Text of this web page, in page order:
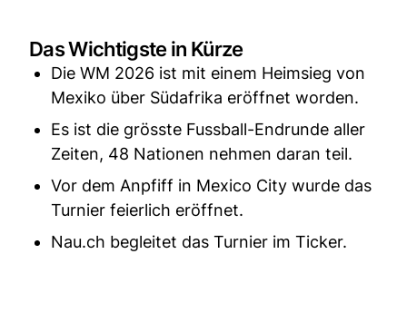
Das Wichtigste in Kürze
Die WM 2026 ist mit einem Heimsieg von
Mexiko über Südafrika eröffnet worden.
Es ist die grösste Fussball-Endrunde aller
Zeiten, 48 Nationen nehmen daran teil.
Vor dem Anpfiff in Mexico City wurde das
Turnier feierlich eröffnet.
Nau.ch begleitet das Turnier im Ticker.